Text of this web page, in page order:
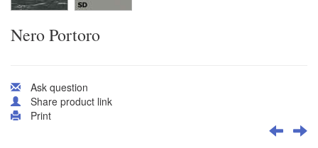
Nero Portoro
Ask question
Share product link
Print